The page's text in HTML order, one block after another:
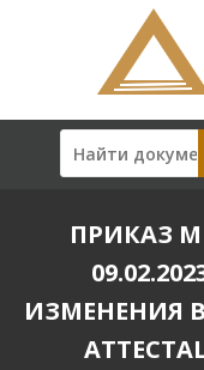
ПРИКАЗ
ИЗМЕНЕНИЯ